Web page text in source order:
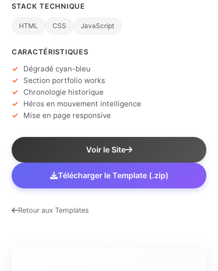
STACK TECHNIQUE
HTML CSS JavaScript
CARACTÉRISTIQUES
Dégradé cyan-bleu
Section portfolio works
Chronologie historique
Héros en mouvement intelligence
Mise en page responsive
Voir le Site
Télécharger le Template (.zip)
Retour aux Templates